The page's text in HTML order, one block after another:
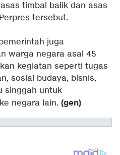
timbal balik dan asas
tersebut.
juga
warga negara asal 45
kegiatan seperti tugas
sosial budaya, bisnis,
singgah untuk
negara lain. (gen)